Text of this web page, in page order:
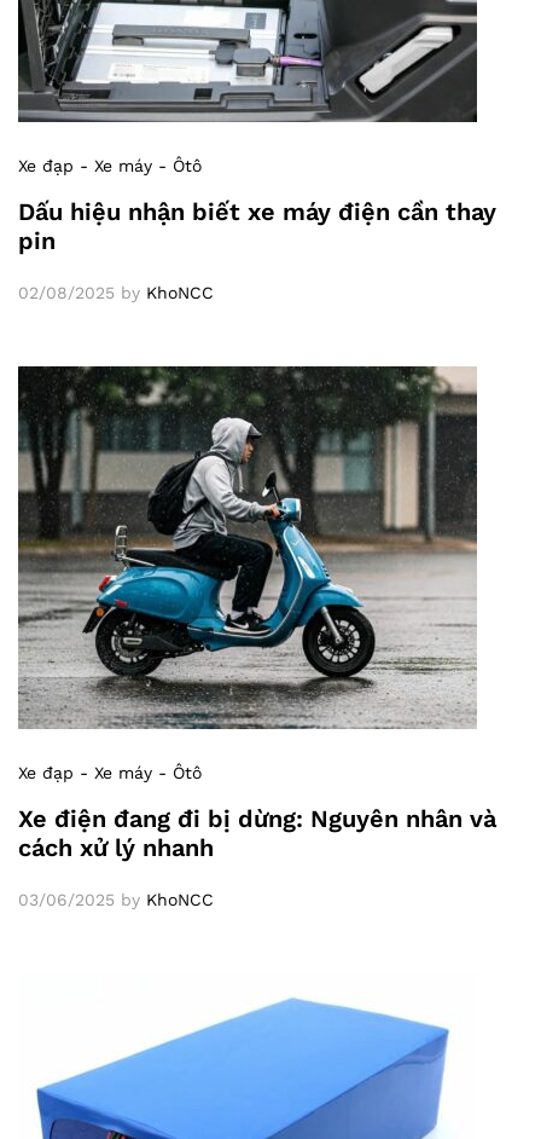
Xe đạp - Xe máy - Ôtô
Dấu hiệu nhận biết xe máy điện cần thay
pin
02/08/2025 by KhoNCC
Xe đạp - Xe máy - Ôtô
Xe điện đang đi bị dừng: Nguyên nhân và
cách xử lý nhanh
03/06/2025 by KhoNCC